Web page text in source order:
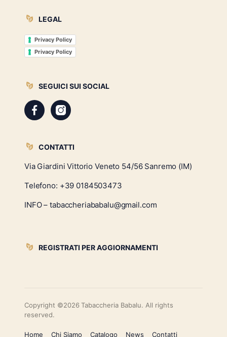
LEGAL
Privacy Policy
Privacy Policy
SEGUICI SUI SOCIAL
CONTATTI
Via Giardini Vittorio Veneto 54/56 Sanremo (IM)
Telefono: +39 0184503473
INFO – tabaccheriababalu@gmail.com
REGISTRATI PER AGGIORNAMENTI
Copyright ©2026 Tabaccheria Babalu. All rights
reserved.
Home Chi Siamo Catalogo News Contatti